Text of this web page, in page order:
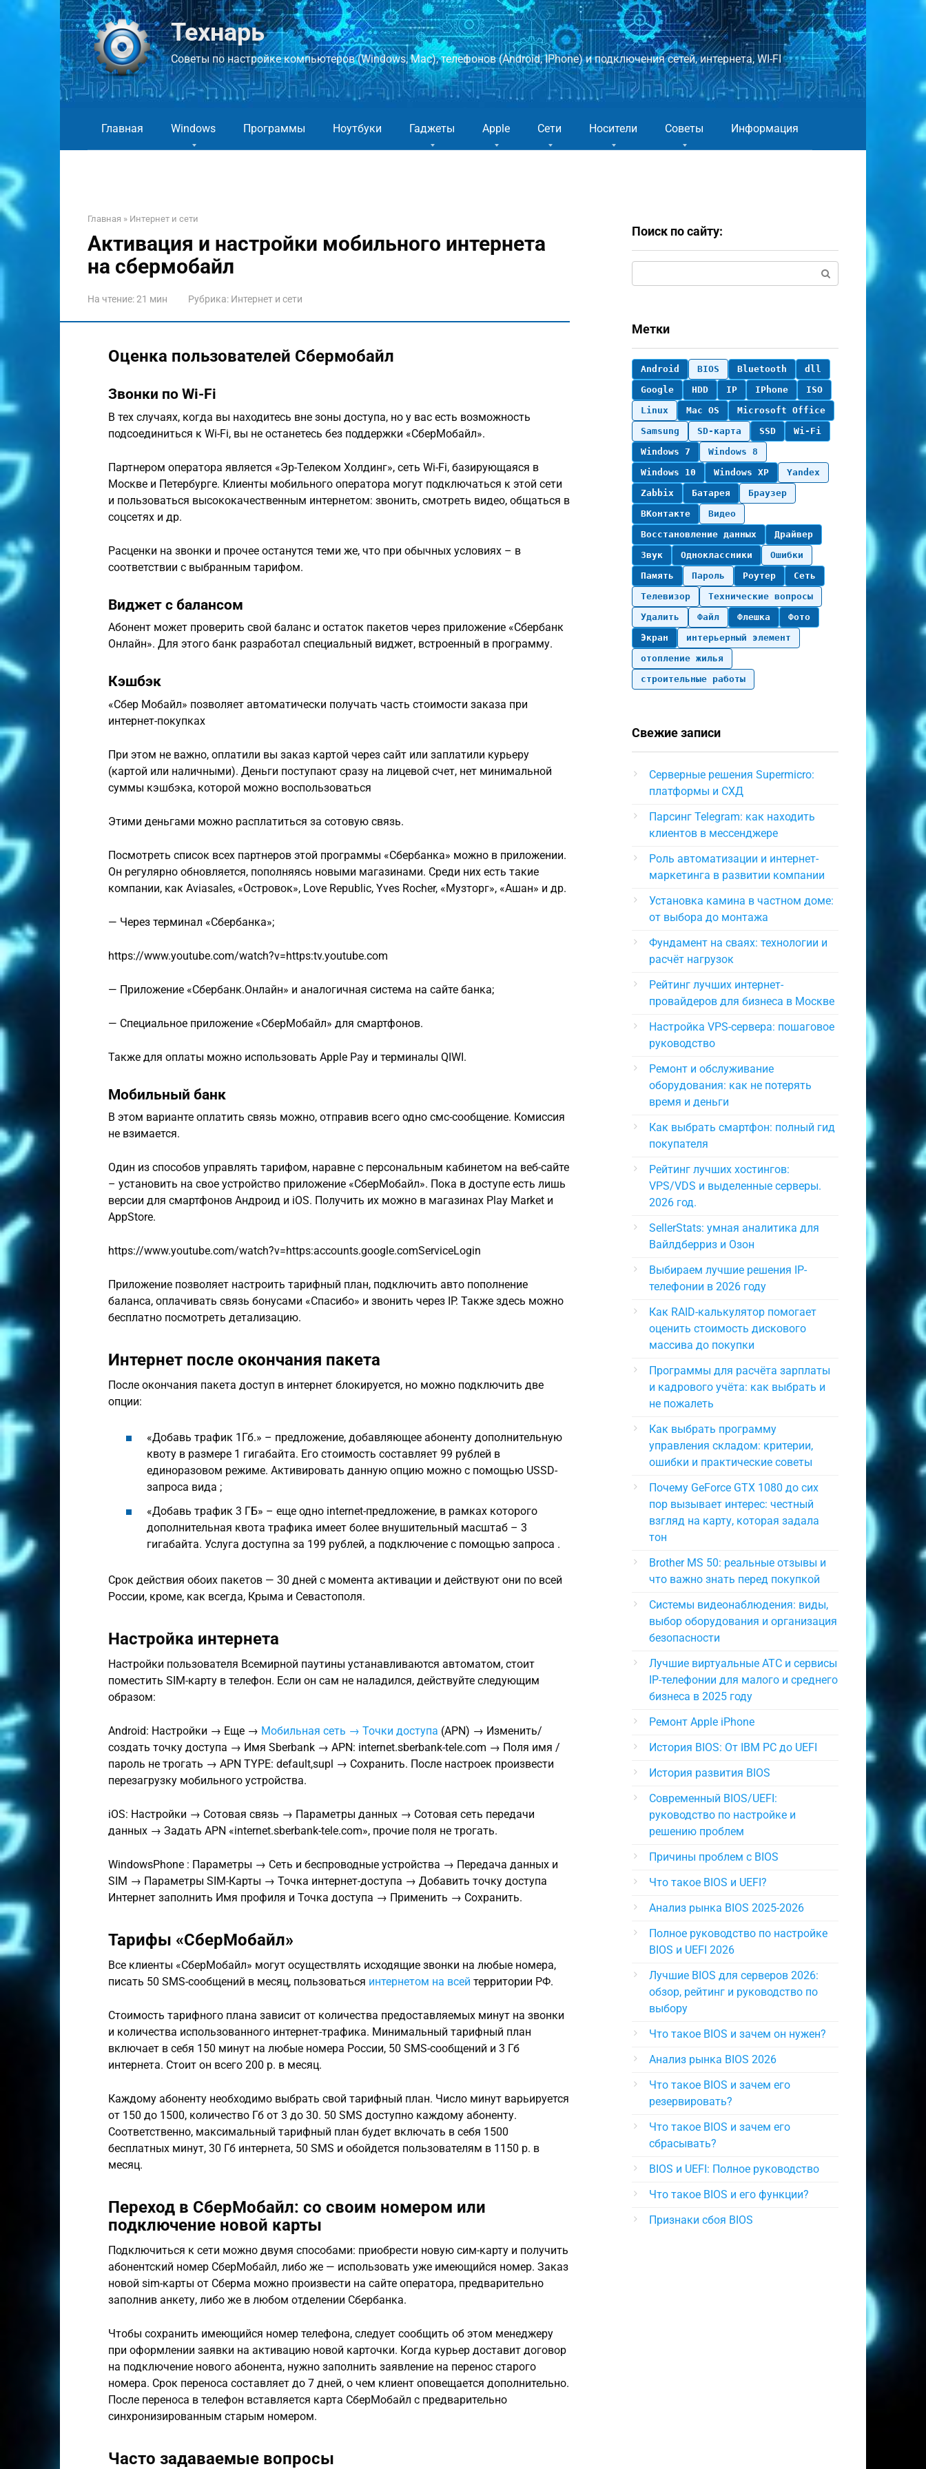
Перейти
Технарь
Советы по настройке компьютеров (Windows, Mac), телефонов (Android, IPhone) и подключения сетей, интернета, WI-FI
Главная Windows Программы Ноутбуки Гаджеты Apple Сети Носители Советы Информация
Главная » Интернет и сети
Активация и настройки мобильного интернета
на сбермобайл
На чтение:21 мин Рубрика: Интернет и сети
Оценка пользователей Сбермобайл
Звонки по Wi-Fi
В тех случаях, когда вы находитесь вне зоны доступа, но у вас есть возможность
подсоединиться к Wi-Fi, вы не останетесь без поддержки «СберМобайл».
Партнером оператора является «Эр-Телеком Холдинг», сеть Wi-Fi, базирующаяся в
Москве и Петербурге. Клиенты мобильного оператора могут подключаться к этой сети
и пользоваться высококачественным интернетом: звонить, смотреть видео, общаться в
соцсетях и др.
Расценки на звонки и прочее останутся теми же, что при обычных условиях – в
соответствии с выбранным тарифом.
Виджет с балансом
Абонент может проверить свой баланс и остаток пакетов через приложение «Сбербанк
Онлайн». Для этого банк разработал специальный виджет, встроенный в программу.
Кэшбэк
«Сбер Мобайл» позволяет автоматически получать часть стоимости заказа при
интернет-покупках
При этом не важно, оплатили вы заказ картой через сайт или заплатили курьеру
(картой или наличными). Деньги поступают сразу на лицевой счет, нет минимальной
суммы кэшбэка, которой можно воспользоваться
Этими деньгами можно расплатиться за сотовую связь.
Посмотреть список всех партнеров этой программы «Сбербанка» можно в приложении.
Он регулярно обновляется, пополняясь новыми магазинами. Среди них есть такие
компании, как Aviasales, «Островок», Love Republic, Yves Rocher, «Музторг», «Ашан» и др.
— Через терминал «Сбербанка»;
https://www.youtube.com/watch?v=https:tv.youtube.com
— Приложение «Сбербанк.Онлайн» и аналогичная система на сайте банка;
— Специальное приложение «СберМобайл» для смартфонов.
Также для оплаты можно использовать Apple Pay и терминалы QIWI.
Мобильный банк
В этом варианте оплатить связь можно, отправив всего одно смс-сообщение. Комиссия
не взимается.
Один из способов управлять тарифом, наравне с персональным кабинетом на веб-сайте
– установить на свое устройство приложение «СберМобайл». Пока в доступе есть лишь
версии для смартфонов Андроид и iOS. Получить их можно в магазинах Play Market и
AppStore.
https://www.youtube.com/watch?v=https:accounts.google.comServiceLogin
Приложение позволяет настроить тарифный план, подключить авто пополнение
баланса, оплачивать связь бонусами «Спасибо» и звонить через IP. Также здесь можно
бесплатно посмотреть детализацию.
Интернет после окончания пакета
После окончания пакета доступ в интернет блокируется, но можно подключить две
опции:
«Добавь трафик 1Гб.» – предложение, добавляющее абоненту дополнительную
квоту в размере 1 гигабайта. Его стоимость составляет 99 рублей в
единоразовом режиме. Активировать данную опцию можно с помощью USSD-
запроса вида ;
«Добавь трафик 3 ГБ» – еще одно internet-предложение, в рамках которого
дополнительная квота трафика имеет более внушительный масштаб – 3
гигабайта. Услуга доступна за 199 рублей, а подключение с помощью запроса .
Срок действия обоих пакетов — 30 дней с момента активации и действуют они по всей
России, кроме, как всегда, Крыма и Севастополя.
Настройка интернета
Настройки пользователя Всемирной паутины устанавливаются автоматом, стоит
поместить SIM-карту в телефон. Если он сам не наладился, действуйте следующим
образом:
Android: Настройки → Еще → Мобильная сеть → Точки доступа (APN) → Изменить/
создать точку доступа → Имя Sberbank → APN: internet.sberbank-tele.com → Поля имя /
пароль не трогать → APN TYPE: default,supl → Сохранить. После настроек произвести
перезагрузку мобильного устройства.
iOS: Настройки → Сотовая связь → Параметры данных → Сотовая сеть передачи
данных → Задать APN «internet.sberbank-tele.com», прочие поля не трогать.
WindowsPhone : Параметры → Сеть и беспроводные устройства → Передача данных и
SIM → Параметры SIM-Карты → Точка интернет-доступа → Добавить точку доступа
Интернет заполнить Имя профиля и Точка доступа → Применить → Сохранить.
Тарифы «СберМобайл»
Все клиенты «СберМобайл» могут осуществлять исходящие звонки на любые номера,
писать 50 SMS-сообщений в месяц, пользоваться интернетом на всей территории РФ.
Стоимость тарифного плана зависит от количества предоставляемых минут на звонки
и количества использованного интернет-трафика. Минимальный тарифный план
включает в себя 150 минут на любые номера России, 50 SMS-сообщений и 3 Гб
интернета. Стоит он всего 200 р. в месяц.
Каждому абоненту необходимо выбрать свой тарифный план. Число минут варьируется
от 150 до 1500, количество Гб от 3 до 30. 50 SMS доступно каждому абоненту.
Соответственно, максимальный тарифный план будет включать в себя 1500
бесплатных минут, 30 Гб интернета, 50 SMS и обойдется пользователям в 1150 р. в
месяц.
Переход в СберМобайл: со своим номером или
подключение новой карты
Подключиться к сети можно двумя способами: приобрести новую сим-карту и получить
абонентский номер СберМобайл, либо же — использовать уже имеющийся номер. Заказ
новой sim-карты от Сберма можно произвести на сайте оператора, предварительно
заполнив анкету, либо же в любом отделении Сбербанка.
Чтобы сохранить имеющийся номер телефона, следует сообщить об этом менеджеру
при оформлении заявки на активацию новой карточки. Когда курьер доставит договор
на подключение нового абонента, нужно заполнить заявление на перенос старого
номера. Срок переноса составляет до 7 дней, о чем клиент оповещается дополнительно.
После переноса в телефон вставляется карта СберМобайл с предварительно
синхронизированным старым номером.
Часто задаваемые вопросы
Поиск по сайту:
Метки
Android BIOS Bluetooth
dll
Google
HDD IP IPhone
ISO
Linux
Mac OS
Microsoft Office
Samsung
SD-карта SSD
Wi-Fi
Windows 7
Windows 8
Windows 10
Windows XP
Yandex
Zabbix
Батарея
Браузер
ВКонтакте
Видео
Восстановление данных
Драйвер
Звук
Одноклассники
Ошибки
Память
Пароль Роутер
Сеть
Телевизор
Технические вопросы
Удалить
Файл Флешка
Фото
Экран
интерьерный элемент
отопление жилья
строительные работы
Свежие записи
Серверные решения Supermicro:
платформы и СХД
Парсинг Telegram: как находить
клиентов в мессенджере
Роль автоматизации и интернет-
маркетинга в развитии компании
Установка камина в частном доме:
от выбора до монтажа
Фундамент на сваях: технологии и
расчёт нагрузок
Рейтинг лучших интернет-
провайдеров для бизнеса в Москве
Настройка VPS-сервера: пошаговое
руководство
Ремонт и обслуживание
оборудования: как не потерять
время и деньги
Как выбрать смартфон: полный гид
покупателя
Рейтинг лучших хостингов:
VPS/VDS и выделенные серверы.
2026 год.
SellerStats: умная аналитика для
Вайлдберриз и Озон
Выбираем лучшие решения IP-
телефонии в 2026 году
Как RAID-калькулятор помогает
оценить стоимость дискового
массива до покупки
Программы для расчёта зарплаты
и кадрового учёта: как выбрать и
не пожалеть
Как выбрать программу
управления складом: критерии,
ошибки и практические советы
Почему GeForce GTX 1080 до сих
пор вызывает интерес: честный
взгляд на карту, которая задала
тон
Brother MS 50: реальные отзывы и
что важно знать перед покупкой
Системы видеонаблюдения: виды,
выбор оборудования и организация
безопасности
Лучшие виртуальные АТС и сервисы
IP-телефонии для малого и среднего
бизнеса в 2025 году
Ремонт Apple iPhone
История BIOS: От IBM PC до UEFI
История развития BIOS
Современный BIOS/UEFI:
руководство по настройке и
решению проблем
Причины проблем с BIOS
Что такое BIOS и UEFI?
Анализ рынка BIOS 2025-2026
Полное руководство по настройке
BIOS и UEFI 2026
Лучшие BIOS для серверов 2026:
обзор, рейтинг и руководство по
выбору
Что такое BIOS и зачем он нужен?
Анализ рынка BIOS 2026
Что такое BIOS и зачем его
резервировать?
Что такое BIOS и зачем его
сбрасывать?
BIOS и UEFI: Полное руководство
Что такое BIOS и его функции?
Признаки сбоя BIOS